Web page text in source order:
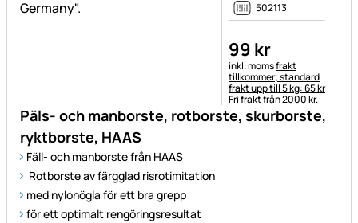
Päls- och manborste, rotborste, skurborste,
ryktborste, HAAS
Fäll- och manborste från HAAS
Rotborste av färgglad risrotimitation
med nylonögla för ett bra grepp
för ett optimalt rengöringsresultat
502113
99 kr
Skatteinformation:
inkl. momsfrakt
tillkommer; standard
frakt upp till 5 kg: 65 kr
Fri frakt från 2000 kr.